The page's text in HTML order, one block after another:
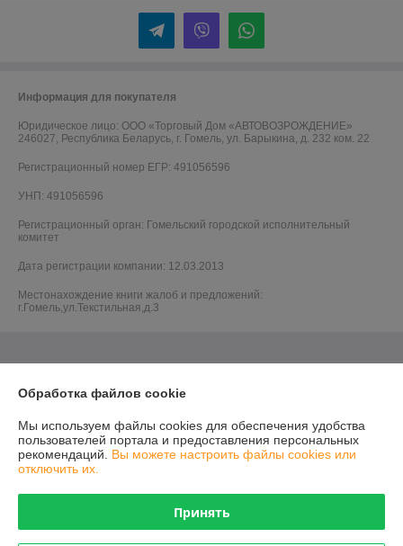
Информация для покупателя
Юридическое лицо: ООО «Торговый Дом «АВТОВОЗРОЖДЕНИЕ»
246027, Республика Беларусь, г. Гомель, ул. Барыкина, д. 232 ком. 22
Регистрационный номер ЕГР: 491056596
УНП: 491056596
Регистрационный орган: Гомельский городской исполнительный
комитет
Дата регистрации компании: 12.03.2013
Местонахождение книги жалоб и предложений:
г.Гомель,ул.Текстильная,д.3
Обработка файлов cookie
Мы используем файлы cookies для обеспечения удобства
пользователей портала и предоставления персональных
рекомендаций. Вы можете настроить файлы cookies или
отключить их.
Принять